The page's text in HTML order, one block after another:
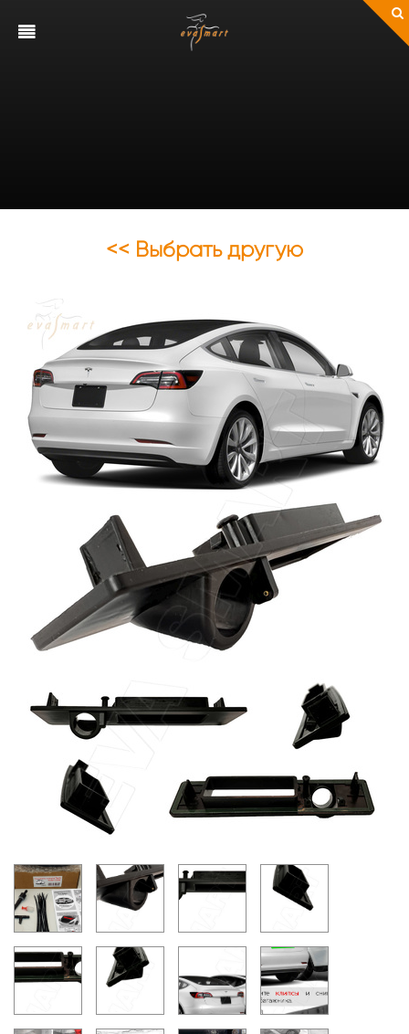
Главная Каталог
Авто аксессуары
Омыватели камеры заднего вида и переднего обзора
Tesla Model 3 2017 - 2022 г.в. (3945)
омыватель камеры заднего вида
<< Выбрать другую